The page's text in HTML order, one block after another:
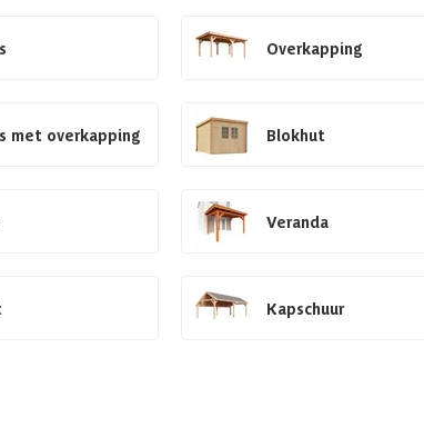
Overkapping
met overkapping Blokhut
Veranda
Kapschuur